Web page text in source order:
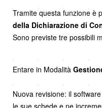
Tramite questa funzione è
della Dichiarazione di
Sono previste tre possibili
Entare in Modalità
Nuova revisione: il